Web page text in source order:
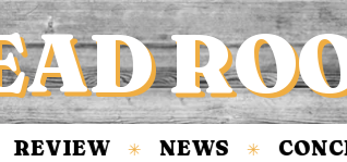
✳ NEWS ✳